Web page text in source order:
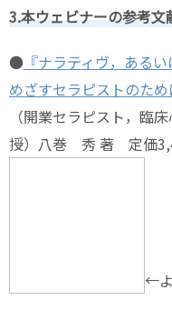
3.本ウェビナーの参考文
● 『ナラティヴ，ある
めざすセラピストのため
（開業セラピスト，臨
授）八巻 秀 著 定価
←